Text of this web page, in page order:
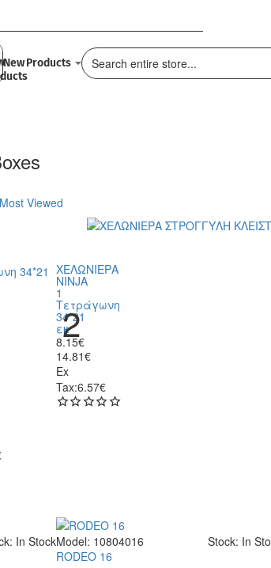
New Products
Search
Most Viewed
ΧΕΛΩΝΙΕΡΑ
NINJA
1
Τετράγωνη
34*21
εκ
8.15€
14.81€
Ex
Tax:6.57€
-25%
In Stock
-
Model: 10804016 Stock: In
RODEO 16